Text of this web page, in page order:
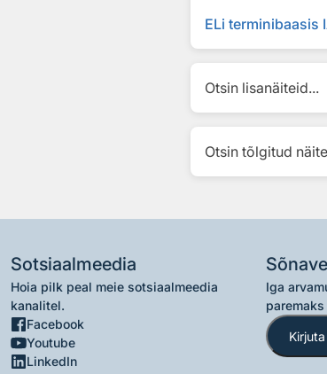
ELi terminibaasis
Otsin lisanäiteid...
Otsin tõlgitud
Sotsiaalmeedia
Hoia pilk peal meie sotsiaalmeedia
kanalitel.
Facebook
Youtube
LinkedIn
Iga
paremaks